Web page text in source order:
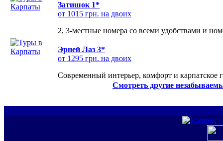
Затишок 1*
от 1015 грн. на двоих
2, 3-местные номера со всеми удобствами и
Эрней Лаз 3*
от 1295 грн. на двоих
Современный интерьер, комфорт и карпатское
Смотреть другие